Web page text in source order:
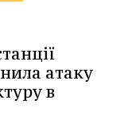
атаку
в